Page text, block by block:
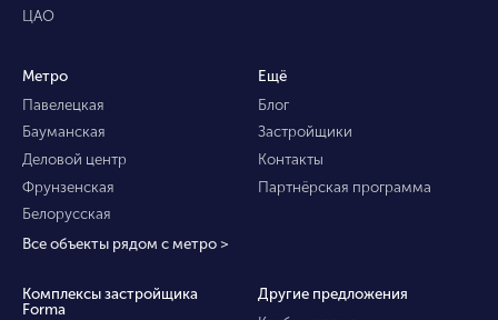
ЦАО
Метро
Павелецкая
Бауманская
Деловой центр
Фрунзенская
Белорусская
Все объекты рядом с метро >
Ещё
Блог
Застройщики
Контакты
Партнёрская программа
Комплексы застройщика
Forma
Другие предложения